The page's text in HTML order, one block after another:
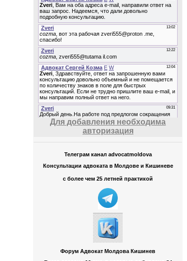
Для добавления необходима
авторизация
Телеграм канал advocatmoldova
Консультации адвоката в Молдове и Кишиневе
с более чем 25 летней практикой
Форум Адвокат Молдова Кишинев